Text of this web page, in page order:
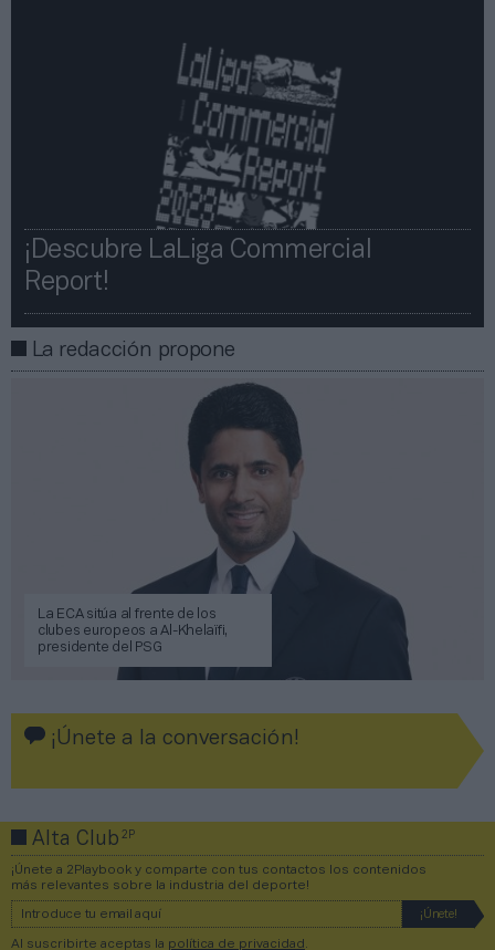
¡Descubre LaLiga Commercial
Report!​​
La redacción propone
La ECA sitúa al frente de los
clubes europeos a Al-Khelaïfi,
presidente del PSG
¡Únete a la conversación!
Alta Club2P
¡Únete a 2Playbook y comparte con tus contactos los contenidos
más relevantes sobre la industria del deporte!
Al suscribirte aceptas la política de privacidad